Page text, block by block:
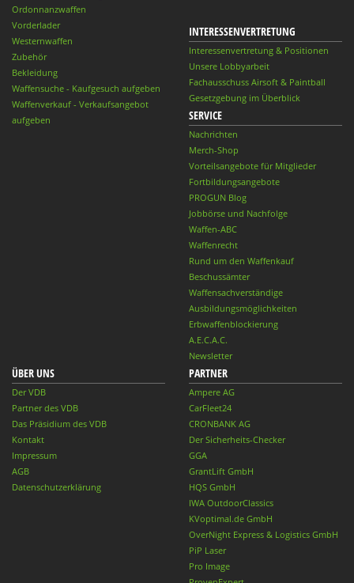
Ordonnanzwaffen
Vorderlader
Westernwaffen
Zubehör
Bekleidung
Waffensuche - Kaufgesuch aufgeben
Waffenverkauf - Verkaufsangebot
aufgeben
INTERESSENVERTRETUNG
Interessenvertretung & Positionen
Unsere Lobbyarbeit
Fachausschuss Airsoft & Paintball
Gesetzgebung im Überblick
SERVICE
Nachrichten
Merch-Shop
Vorteilsangebote für Mitglieder
Fortbildungsangebote
PROGUN Blog
Jobbörse und Nachfolge
Waffen-ABC
Waffenrecht
Rund um den Waffenkauf
Beschussämter
Waffensachverständige
Ausbildungsmöglichkeiten
Erbwaffenblockierung
A.E.C.A.C.
Newsletter
ÜBER UNS
Der VDB
Partner des VDB
Das Präsidium des VDB
Kontakt
Impressum
AGB
Datenschutzerklärung
PARTNER
Ampere AG
CarFleet24
CRONBANK AG
Der Sicherheits-Checker
GGA
GrantLift GmbH
HQS GmbH
IWA OutdoorClassics
KVoptimal.de GmbH
OverNight Express & Logistics GmbH
PiP Laser
Pro Image